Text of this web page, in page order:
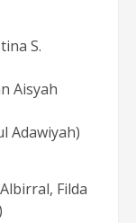
S.
Aisyah
Adawiyah)
Filda